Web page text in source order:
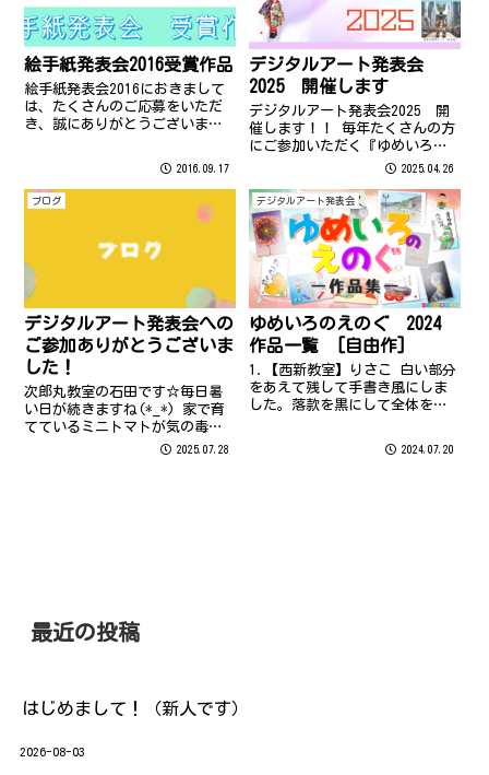
絵手紙発表会2016受賞作品
絵手紙発表会2016におきまして
は、たくさんのご応募をいただ
き、誠にありがとうございまし
賞作品の著作権は、それぞれの
応募者に帰属します。転載・配
布などはおやめください。 絵手
2016.09.17
デジタルアート発表会
2025 開催します
デジタルアート発表会2025 開
催します！！ 毎年たくさんの方
にご参加いただく『ゆめいろの
えのぐ』発表会 今年は『デジタ
を変えてパワーアップした内容
で開催いたします♪ 今回から、
『ゆめいろのえのぐ』『おとな
のぬり...
2025.04.26
ブログ
デジタルアート発表会への
ご参加ありがとうございま
した！
次郎丸教室の石田です☆毎日暑
い日が続きますね(*_*) 家で育
てているミニトマトが気の毒な
ほどしおれています… さて、こ
2025.07.28
デジタルアート発表会
ゆめいろのえのぐ 2024
作品一覧 [自由作]
1.【西新教室】りさこ 白い部分
をあえて残して手書き風にしま
した。落款を黒にして全体を締
【西新教室】玉ちゃん 大好きな
2024.07.20
最近の投稿
はじめまして！（新人です）
2026-08-03